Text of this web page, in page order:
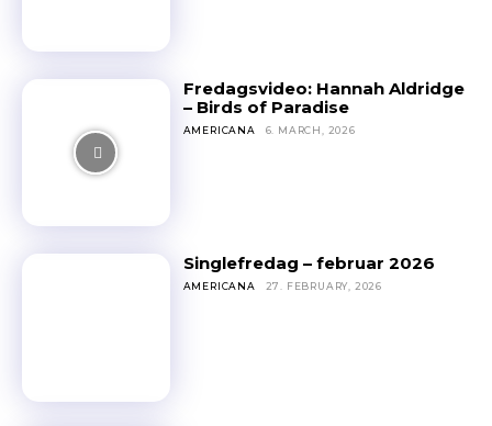
Fredagsvideo: Hannah Aldridge
– Birds of Paradise
AMERICANA 6. MARCH, 2026
Singlefredag – februar 2026
AMERICANA 27. FEBRUARY, 2026